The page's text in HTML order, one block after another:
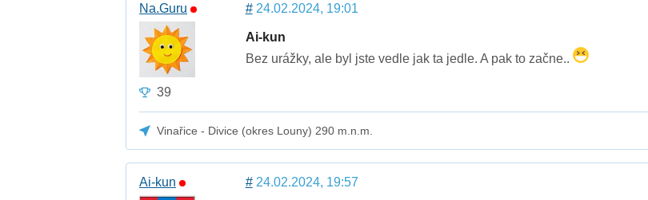
Na.Guru
39
#24.02.2024, 19:01
Ai-kun
Bez urážky, ale byl jste vedle jak ta jedle. A pak to začne..
Vinařice - Divice (okres Louny) 290 m.n.m.
Ai-kun #24.02.2024, 19:57